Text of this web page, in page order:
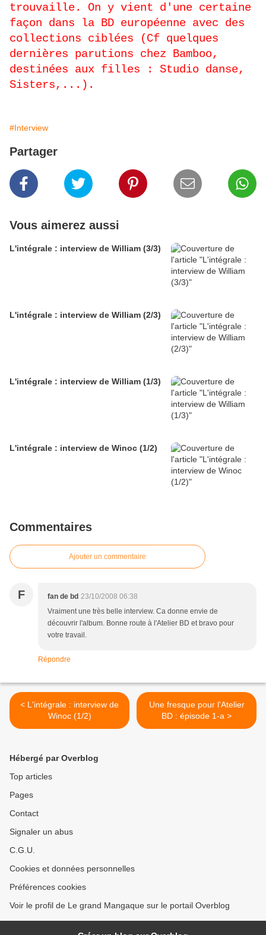
trouvaille. On y vient d'une certaine
façon dans la BD européenne avec des
collections ciblées (Cf quelques
dernières parutions chez Bamboo,
destinées aux filles : Studio danse,
Sisters,...).
#Interview
Partager
Vous aimerez aussi
L'intégrale : interview de William (3/3)
L'intégrale : interview de William (2/3)
L'intégrale : interview de William (1/3)
L'intégrale : interview de Winoc (1/2)
Commentaires
Ajouter un commentaire
F fan de bd 23/10/2008 06:38
Vraiment une très belle interview. Ca donne envie de
découvrir l'album. Bonne route à l'Atelier BD et bravo pour
votre travail.
Répondre
< L'intégrale : interview de
Winoc (1/2)
Une fresque pour l'Atelier
BD : épisode 1-a >
Hébergé par Overblog
Top articles
Pages
Contact
Signaler un abus
C.G.U.
Cookies et données personnelles
Préférences cookies
Voir le profil de Le grand Mangaque sur le portail Overblog